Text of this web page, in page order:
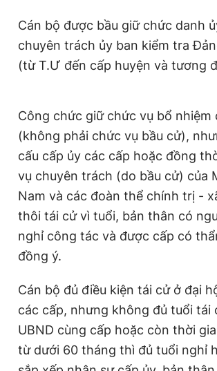
Cán bộ được bầu giữ chức danh
chuyên trách ủy ban kiểm tra
(từ T.Ư đến cấp huyện và tương
Công chức giữ chức vụ bổ nhiệm
(không phải chức vụ bầu cử),
cấu cấp ủy các cấp hoặc đồng
vụ chuyên trách (do bầu cử) của
Nam và các đoàn thể chính trị -
thôi tái cử vì tuổi, bản thân có
nghỉ công tác và được cấp có
đồng ý.
Cán bộ đủ điều kiện tái cử ở đại
các cấp, nhưng không đủ tuổi tái
UBND cùng cấp hoặc còn thời
từ dưới 60 tháng thì đủ tuổi nghỉ